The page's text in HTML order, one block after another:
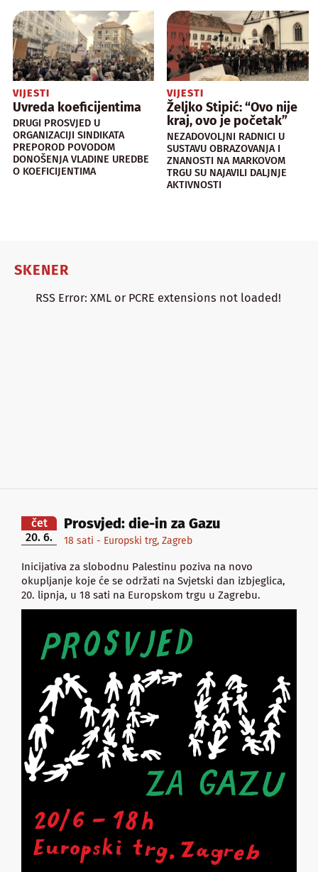
VIJESTI
Uvreda koeficijentima
DRUGI PROSVJED U
ORGANIZACIJI SINDIKATA
PREPOROD POVODOM
DONOŠENJA VLADINE UREDBE
O KOEFICIJENTIMA
VIJESTI
Željko Stipić: “Ovo nije
kraj, ovo je početak”
NEZADOVOLJNI RADNICI U
SUSTAVU OBRAZOVANJA I
ZNANOSTI NA MARKOVOM
TRGU SU NAJAVILI DALJNJE
AKTIVNOSTI
SKENER
RSS Error: XML or PCRE extensions not loaded!
čet
20. 6.
Prosvjed: die-in za Gazu
18 sati - Europski trg, Zagreb
Inicijativa za slobodnu Palestinu poziva na novo
okupljanje koje će se održati na Svjetski dan izbjeglica,
20. lipnja, u 18 sati na Europskom trgu u Zagrebu.